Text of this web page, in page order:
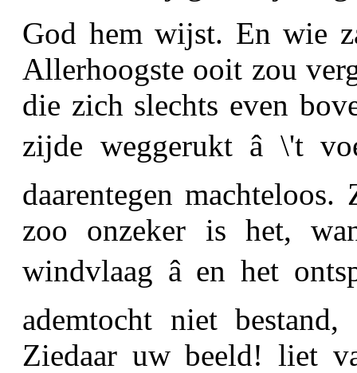
God hem wijst. En wie
Allerhoogste ooit zou
die zich slechts even
zijde weggerukt â \'t
daarentegen machteloos.
zoo onzeker is het,
windvlaag â en het
ademtocht niet
Ziedaar uw beeld! liet